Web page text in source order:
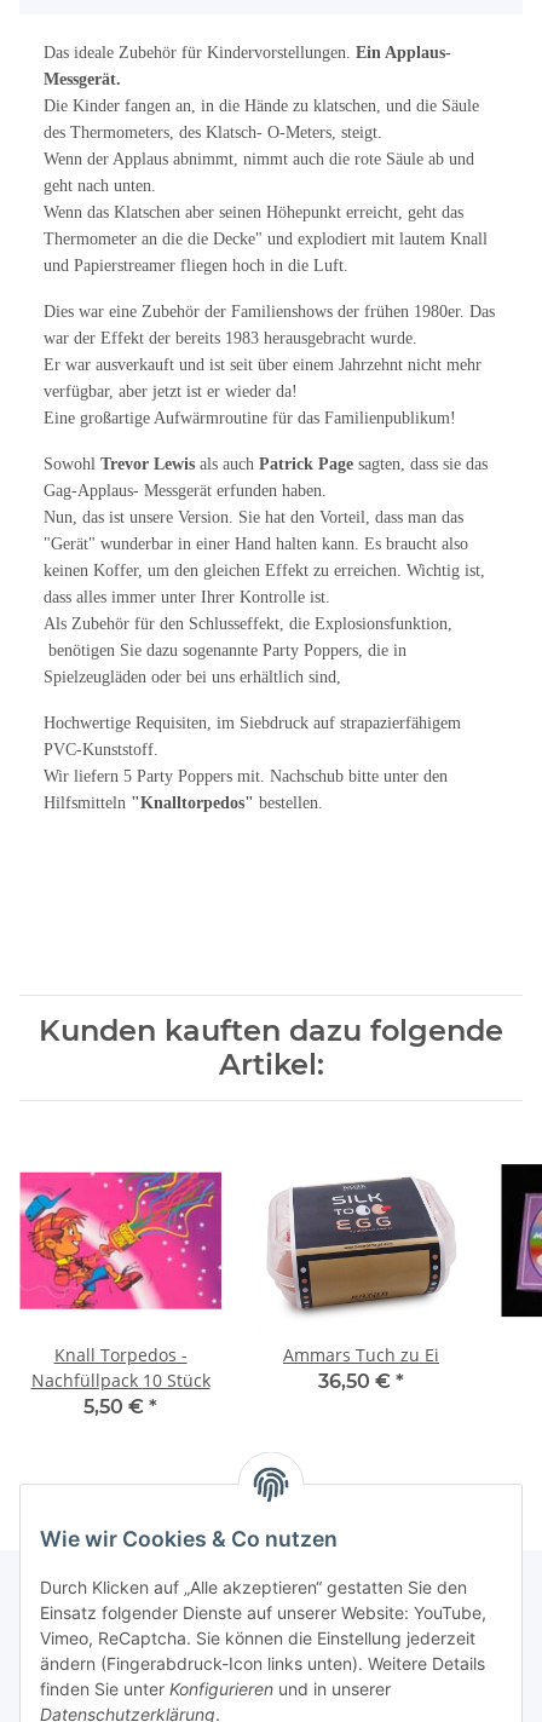
Wie wir Cookies & Co nutzen
Durch Klicken auf „Alle akzeptieren“ gestatten Sie den
Einsatz folgender Dienste auf unserer Website: YouTube,
Vimeo, ReCaptcha. Sie können die Einstellung jederzeit
ändern (Fingerabdruck-Icon links unten). Weitere Details
finden Sie unter Konfigurieren und in unserer
Datenschutzerklärung.
Das ideale Zubehör für Kindervorstellungen. Ein Applaus-
Messgerät.
Die Kinder fangen an, in die Hände zu klatschen, und die Säule
des Thermometers, des Klatsch- O-Meters, steigt.
Wenn der Applaus abnimmt, nimmt auch die rote Säule ab und
geht nach unten.
Wenn das Klatschen aber seinen Höhepunkt erreicht, geht das
Thermometer an die die Decke" und explodiert mit lautem Knall
und Papierstreamer fliegen hoch in die Luft.
Dies war eine Zubehör der Familienshows der frühen 1980er. Das
war der Effekt der bereits 1983 herausgebracht wurde.
Er war ausverkauft und ist seit über einem Jahrzehnt nicht mehr
verfügbar, aber jetzt ist er wieder da!
Eine großartige Aufwärmroutine für das Familienpublikum!
Sowohl Trevor Lewis als auch Patrick Page sagten, dass sie das
Gag-Applaus- Messgerät erfunden haben.
Nun, das ist unsere Version. Sie hat den Vorteil, dass man das
"Gerät" wunderbar in einer Hand halten kann. Es braucht also
keinen Koffer, um den gleichen Effekt zu erreichen. Wichtig ist,
dass alles immer unter Ihrer Kontrolle ist.
Als Zubehör für den Schlusseffekt, die Explosionsfunktion,
benötigen Sie dazu sogenannte Party Poppers, die in
Spielzeugläden oder bei uns erhältlich sind,
Hochwertige Requisiten, im Siebdruck auf strapazierfähigem
PVC-Kunststoff.
Wir liefern 5 Party Poppers mit. Nachschub bitte unter den
Hilfsmitteln "Knalltorpedos" bestellen.
Kunden kauften dazu folgende
Artikel:
Knall Torpedos -
Nachfüllpack 10 Stück
5,50 € *
Ammars Tuch zu Ei
36,50 € *
Informationen
Gesetzliche Informationen